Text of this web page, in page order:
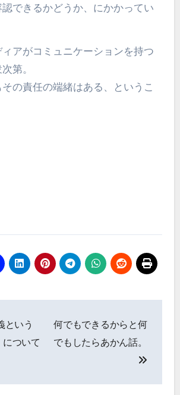
できるかどうか、にかかってい
アがコミュニケーションを持つ
第。
の責任の端緒はある、というこ
という
について
何でもできるからと何
でもしたらあかん話。